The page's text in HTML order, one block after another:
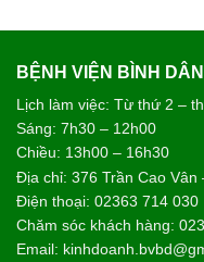
BỆNH VIỆN BÌNH
Lịch làm việc: Từ thứ 2 –
Sáng: 7h30 – 12h00
Chiều: 13h00 – 16h30
Địa chỉ: 376 Trần Cao
Điện thoại: 02363 714 030
Chăm sóc khách hàng:
Email: